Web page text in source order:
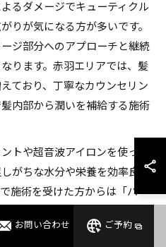
るダメージでキューティクル
りが気になる方が多いです。
ジ部分へのアプローチと継続
ります。赤羽エリアでは、髪
ており、丁寧なカウンセリン
内部から潤いを補給する施術
トや超音波アイロンを使った
がちな水分や栄養を効率良く
施術を受けた方からは「パー
入れたケアが成功の秘訣で
お問い合わせ ご予約